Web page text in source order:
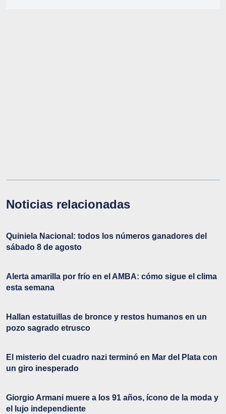
Noticias relacionadas
Quiniela Nacional: todos los números ganadores del
sábado 8 de agosto
Alerta amarilla por frío en el AMBA: cómo sigue el clima
esta semana
Hallan estatuillas de bronce y restos humanos en un
pozo sagrado etrusco
El misterio del cuadro nazi terminó en Mar del Plata con
un giro inesperado
Giorgio Armani muere a los 91 años, ícono de la moda y
el lujo independiente